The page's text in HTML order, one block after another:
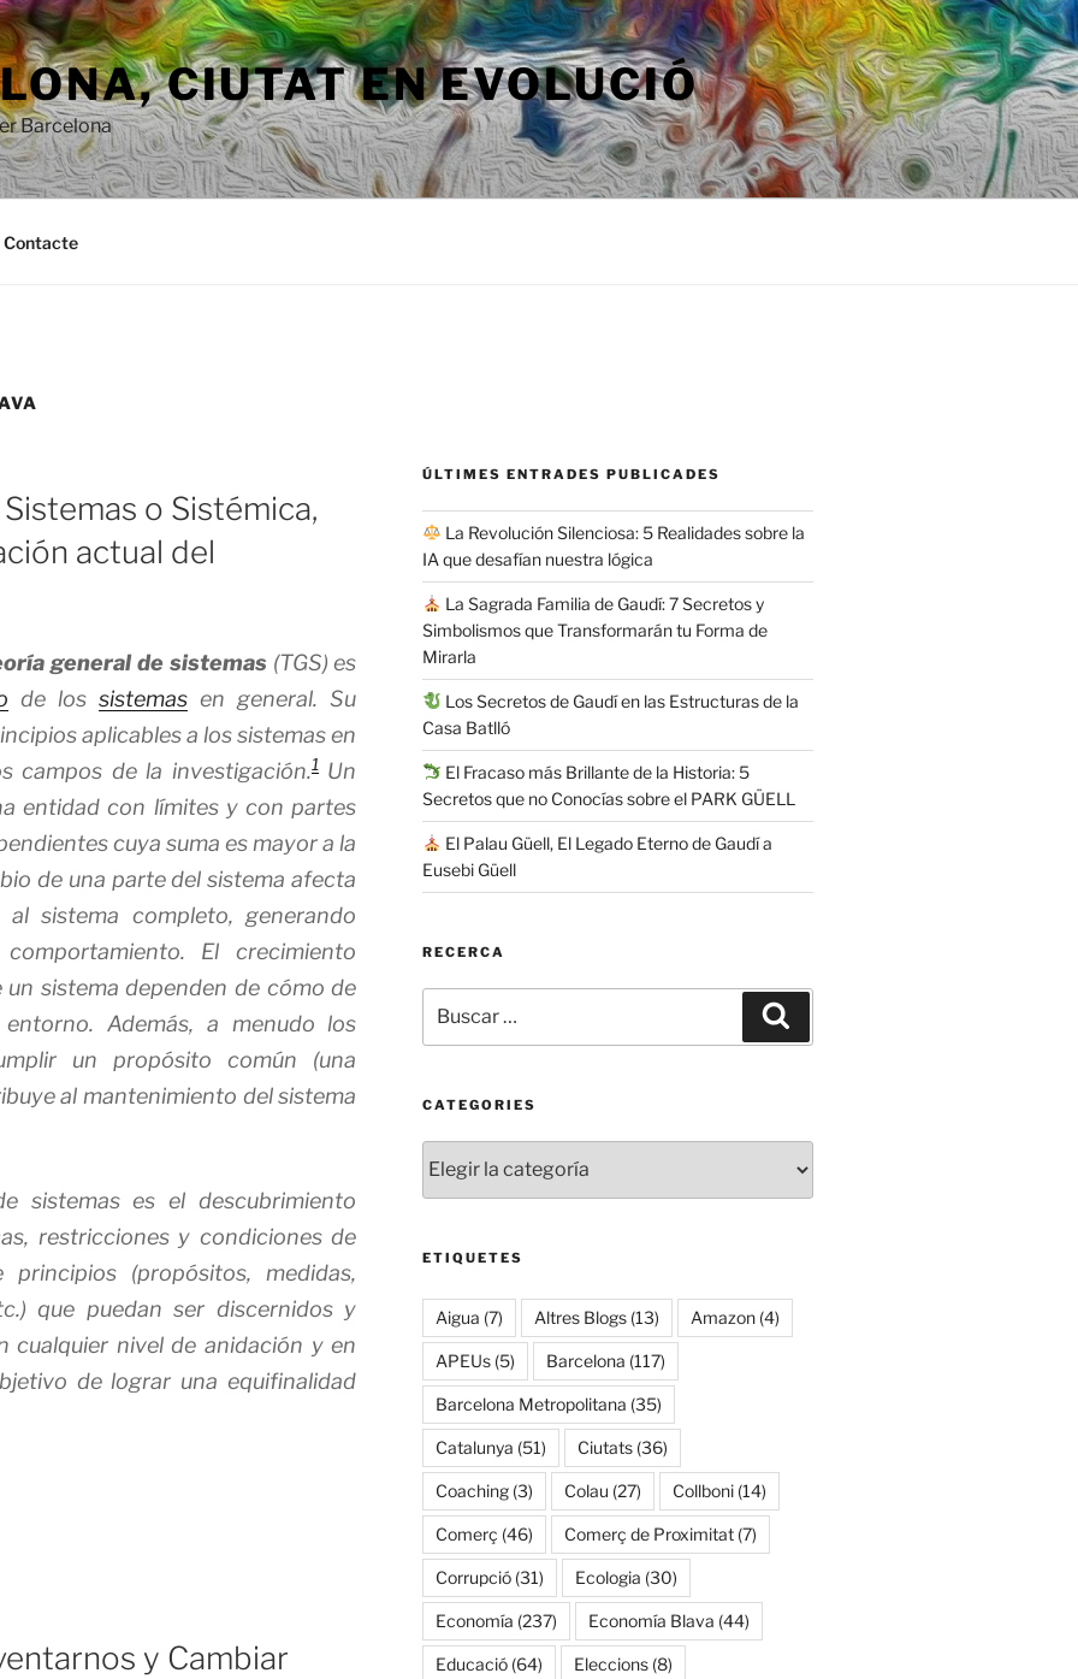
​​CIUTAT EN EVOLUCIÓ
Barcelona
Contacte
o Sistémica,
actual del
general de sistemas (TGS) es
de lossistemas en general. Su
aplicables a los sistemas en
campos de la investigación.1​ Un
entidad con límites y con partes
cuya suma es mayor a la
de una parte del sistema afecta
sistema completo, generando
El crecimiento
sistema dependen de cómo de
Además, a menudo los
un propósito común (una
al mantenimiento del sistema
sistemas es el descubrimiento
restricciones y condiciones de
(propósitos, medidas,
que puedan ser discernidos y
cualquier nivel de anidación y en
de lograr una equifinalidad
y Cambiar
ÚLTIMES ENTRADES PUBLICADES
La Revolución Silenciosa: 5 Realidades sobre la
IA que desafían nuestra lógica
La Sagrada Familia de Gaudí: 7 Secretos y
Simbolismos que Transformarán tu Forma de
Mirarla
Los Secretos de Gaudí en las Estructuras de la
Casa Batlló
El Fracaso más Brillante de la Historia: 5
Secretos que no Conocías sobre el PARK GÜELL
El Palau Güell, El Legado Eterno de Gaudí a
Eusebi Güell
RECERCA
por:
CATEGORIES
ETIQUETES
Aigua (7) Altres Blogs(13) Amazon(4)
APEUs(5) Barcelona (117)
Barcelona Metropolitana (35)
Catalunya (51) Ciutats(36)
Coaching(3) Colau (27) Collboni(14)
Comerç (46) Comerç de Proximitat(7)
Corrupció(31) Ecologia (30)
Economía (237) Economía Blava (44)
Educació(64) Eleccions(8)